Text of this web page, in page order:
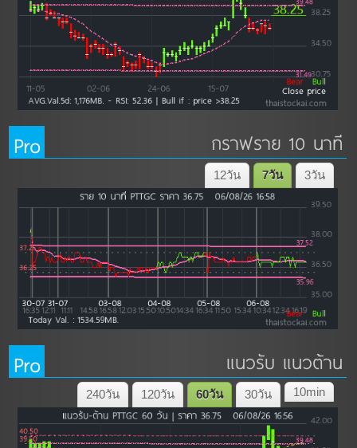
Pro กราฟราย 10 นาที
3วัน
7วัน
12วัน
Pro แนวรับ แนวต้าน
10min
30วัน
60วัน
120วัน
240วัน